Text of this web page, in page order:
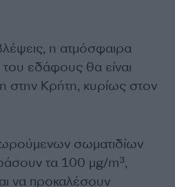
η ατμόσφαιρα
του εδάφους θα είναι
στην Κρήτη, κυρίως στον
σωματιδίων
τα 100 μg/m³,
να προκαλέσουν